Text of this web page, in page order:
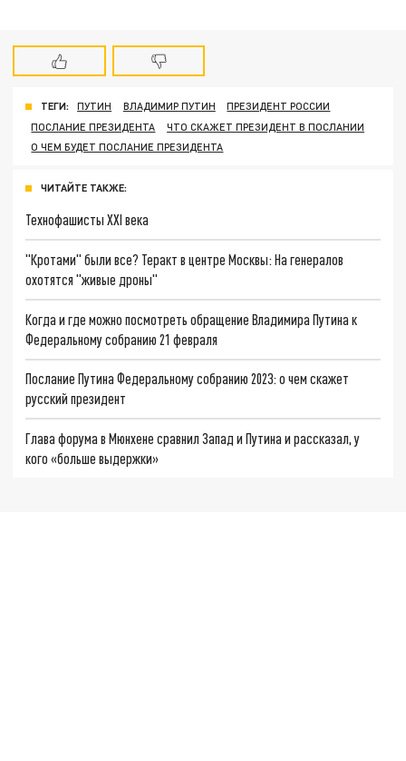
ТЕГИ: ПУТИН ВЛАДИМИР ПУТИН
ПРЕЗИДЕНТ РОССИИ
ПОСЛАНИЕ ПРЕЗИДЕНТА
ЧТО СКАЖЕТ ПРЕЗИДЕНТ В ПОСЛАНИИ
О ЧЕМ БУДЕТ ПОСЛАНИЕ ПРЕЗИДЕНТА
ЧИТАЙТЕ ТАКЖЕ:
Технофашисты XXI века
"Кротами" были все? Теракт в центре Москвы: На генералов
охотятся "живые дроны"
Когда и где можно посмотреть обращение Владимира Путина к
Федеральному собранию 21 февраля
Послание Путина Федеральному собранию 2023: о чем скажет
русский президент
Глава форума в Мюнхене сравнил Запад и Путина и рассказал, у
кого «больше выдержки»